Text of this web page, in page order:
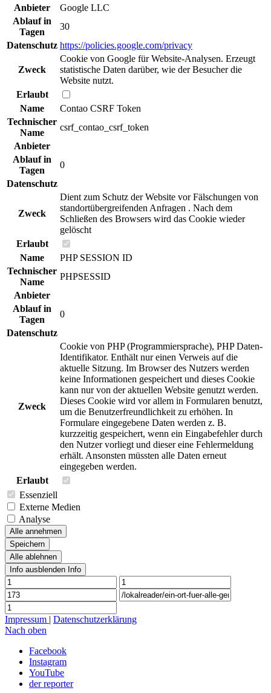
Anbieter
Google LLC
Ablauf in
Tagen
30
Datenschutz https://policies.google.com/privacy
Zweck
Cookie von Google für Website-Analysen. Erzeugt
statistische Daten darüber, wie der Besucher die
Website nutzt.
Erlaubt
Name
Contao CSRF Token
Technischer
Name
csrf_contao_csrf_token
Anbieter
Ablauf in
Tagen
0
Datenschutz
Zweck
Dient zum Schutz der Website vor Fälschungen von
standortübergreifenden Anfragen . Nach dem
Schließen des Browsers wird das Cookie wieder
gelöscht
Erlaubt
Name
PHP SESSION ID
Technischer
Name
PHPSESSID
Anbieter
Ablauf in
Tagen
0
Datenschutz
Zweck
Cookie von PHP (Programmiersprache), PHP Daten-
Identifikator. Enthält nur einen Verweis auf die
aktuelle Sitzung. Im Browser des Nutzers werden
keine Informationen gespeichert und dieses Cookie
kann nur von der aktuellen Website genutzt werden.
Dieses Cookie wird vor allem in Formularen benutzt,
um die Benutzerfreundlichkeit zu erhöhen. In
Formulare eingegebene Daten werden z. B.
kurzzeitig gespeichert, wenn ein Eingabefehler durch
den Nutzer vorliegt und dieser eine Fehlermeldung
erhält. Ansonsten müssten alle Daten erneut
eingegeben werden.
Erlaubt
Essenziell
Externe Medien
Analyse
Alle annehmen
Speichern
Alle ablehnen
Info ausblenden Info
Impressum | Datenschutzerklärung
Nach oben
Facebook
Instagram
YouTube
der reporter